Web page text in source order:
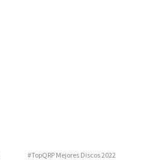
#TopQRP Mejores Discos 2022